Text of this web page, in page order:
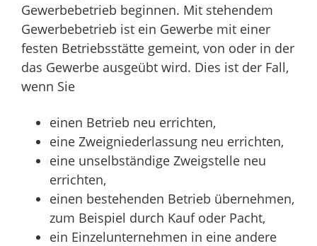
Gewerbebetrieb beginnen. Mit stehendem
Gewerbebetrieb ist ein Gewerbe mit einer
festen Betriebsstätte gemeint, von oder in der
das Gewerbe ausgeübt wird. Dies ist der Fall,
wenn Sie
einen Betrieb neu errichten,
eine Zweigniederlassung neu errichten,
eine unselbständige Zweigstelle neu
errichten,
einen bestehenden Betrieb übernehmen,
zum Beispiel durch Kauf oder Pacht,
ein Einzelunternehmen in eine andere